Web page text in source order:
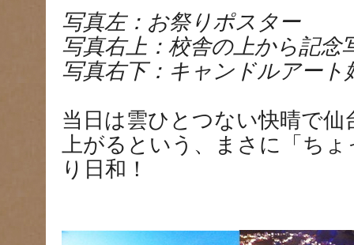
写真左：お祭りポスター
写真右上：校舎の上から記念
写真右下：キャンドルアート
当日は雲ひとつない快晴で
上がるという、まさに「ち
り日和！